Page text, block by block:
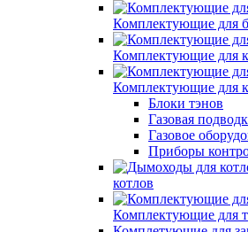
Комплектующие для
Комплектующие для
Комплектующие для
Блоки тэнов
Газовая
Газовое
Приборы
котлов
Комплектующие для